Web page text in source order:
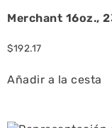
Merchant 16oz.,
$192.17
Añadir a la cesta